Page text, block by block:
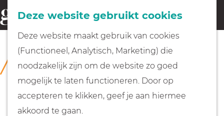
Deze website gebruikt cookies
Deze website maakt gebruik van cookies
(Functioneel, Analytisch, Marketing) die
noodzakelijk zijn om de website zo goed
mogelijk te laten functioneren. Door op
accepteren te klikken, geef je aan hiermee
akkoord te gaan.
G
a
Fietsen
Wandelen
o
e
k
e
n
COLLECTIE
Rijksmuseum Muiderslot